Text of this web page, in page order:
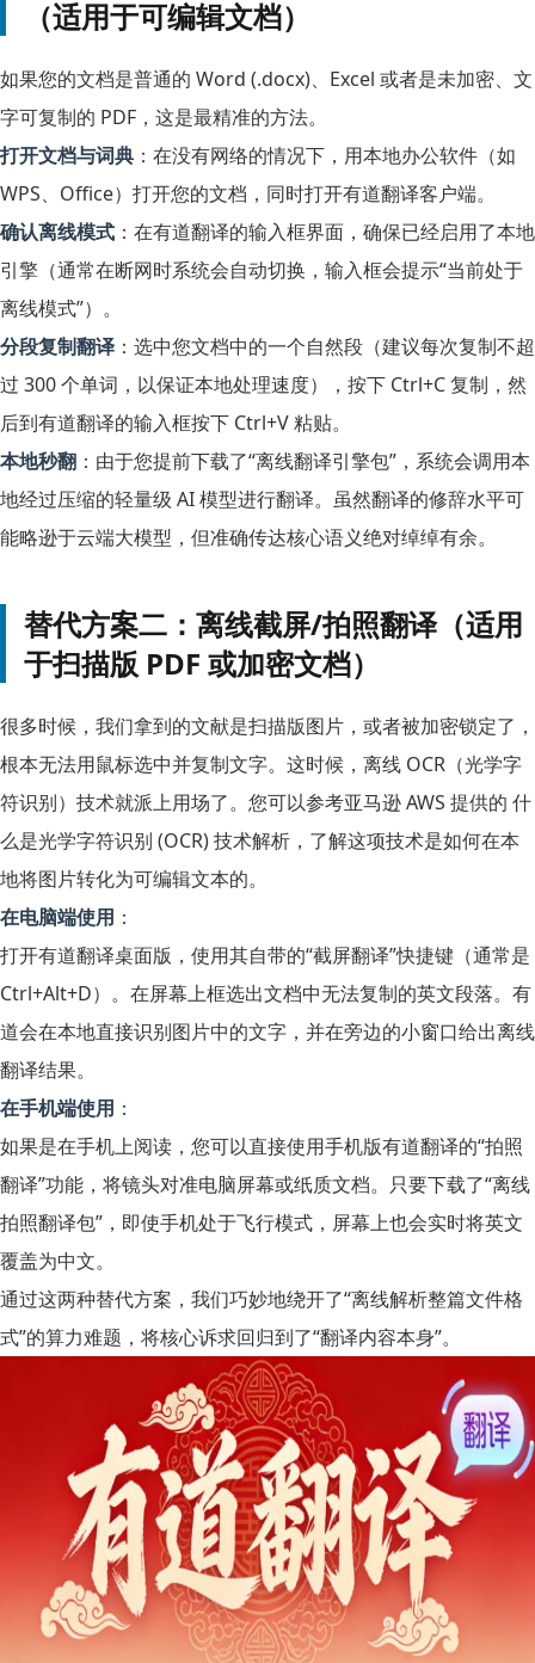
（适用于可编辑文档）
如果您的文档是普通的 Word (.docx)、Excel 或者是未加密、文
字可复制的 PDF，这是最精准的方法。
打开文档与词典 ：在没有网络的情况下，用本地办公软件（如
WPS、Office）打开您的文档，同时打开有道翻译客户端。
确认离线模式 ：在有道翻译的输入框界面，确保已经启用了本地
引擎（通常在断网时系统会自动切换，输入框会提示“当前处于
离线模式”）。
分段复制翻译 ：选中您文档中的一个自然段（建议每次复制不超
过 300 个单词，以保证本地处理速度），按下 Ctrl+C复制，然
后到有道翻译的输入框按下 Ctrl+V粘贴。
本地秒翻 ：由于您提前下载了“离线翻译引擎包”，系统会调用本
地经过压缩的轻量级 AI 模型进行翻译。虽然翻译的修辞水平可
能略逊于云端大模型，但准确传达核心语义绝对绰绰有余。
替代方案二：离线截屏/拍照翻译（适用
于扫描版 PDF 或加密文档）
很多时候，我们拿到的文献是扫描版图片，或者被加密锁定了，
根本无法用鼠标选中并复制文字。这时候，离线 OCR（光学字
符识别）技术就派上用场了。您可以参考亚马逊 AWS 提供的 什
么是光学字符识别 (OCR) 技术解析，了解这项技术是如何在本
地将图片转化为可编辑文本的。
在电脑端使用 ：
打开有道翻译桌面版，使用其自带的“截屏翻译”快捷键（通常是
Ctrl+Alt+D）。在屏幕上框选出文档中无法复制的英文段落。有
道会在本地直接识别图片中的文字，并在旁边的小窗口给出离线
翻译结果。
在手机端使用 ：
如果是在手机上阅读，您可以直接使用手机版有道翻译的“拍照
翻译”功能，将镜头对准电脑屏幕或纸质文档。只要下载了“离线
拍照翻译包”，即使手机处于飞行模式，屏幕上也会实时将英文
覆盖为中文。
通过这两种替代方案，我们巧妙地绕开了“离线解析整篇文件格
式”的算力难题，将核心诉求回归到了“翻译内容本身”。